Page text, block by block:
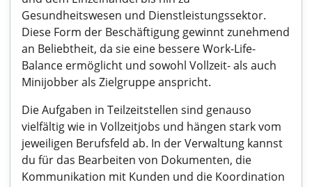
Gesundheitswesen und Dienstleistungssektor.
Diese Form der Beschäftigung gewinnt zunehmend
an Beliebtheit, da sie eine bessere Work-Life-
Balance ermöglicht und sowohl Vollzeit- als auch
Minijobber als Zielgruppe anspricht.
Die Aufgaben in Teilzeitstellen sind genauso
vielfältig wie in Vollzeitjobs und hängen stark vom
jeweiligen Berufsfeld ab. In der Verwaltung kannst
du für das Bearbeiten von Dokumenten, die
Kommunikation mit Kunden und die Koordination